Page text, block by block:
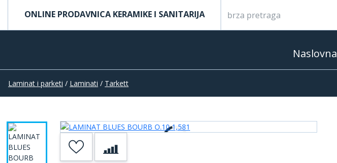
ONLINE PRODAVNICA KERAMIKE I SANITARIJA
Naslovna
Laminat i parketi / Laminati / Tarkett